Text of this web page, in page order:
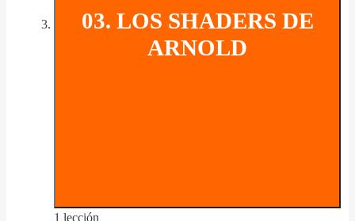
03. LOS SHADERS DE
ARNOLD
1 lección